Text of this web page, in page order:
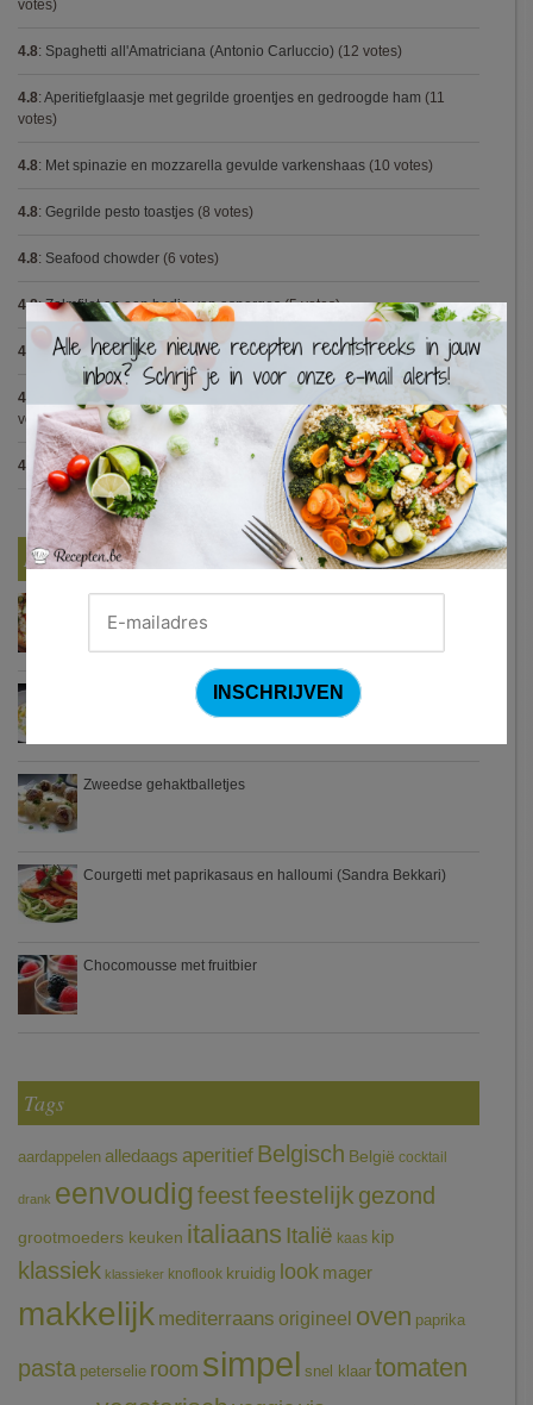
votes)
4.8: Spaghetti all'Amatriciana (Antonio Carluccio) (12 votes)
4.8: Aperitiefglaasje met gegrilde groentjes en gedroogde ham (11
votes)
4.8: Met spinazie en mozzarella gevulde varkenshaas (10 votes)
4.8: Gegrilde pesto toastjes (8 votes)
4.8: Seafood chowder (6 votes)
4.8:Zalmfilet op een bedje van asperges(5 votes)
4.8 Blackwellsaus(5 votes)
4.7
votes)
4.7 :Gestoofde kip met dragon (7 votes)
Nieuwste Recepten
Waterzooi van pladijs met venkel (Colruyt)
Zweedse gehaktballetjes
Courgetti met paprikasaus en halloumi (Sandra Bekkari)
Chocomousse met fruitbier
Tags
aardappelen alledaags aperitief Belgisch België cocktail
drank eenvoudigfeestfeestelijk gezond
grootmoeders keuken italiaans Italië kaas kip
klassiek klassieker knoflook kruidig look mager
makkelijk mediterraans origineel oven paprika
pasta peterselie room simpel snel klaar tomaten
×